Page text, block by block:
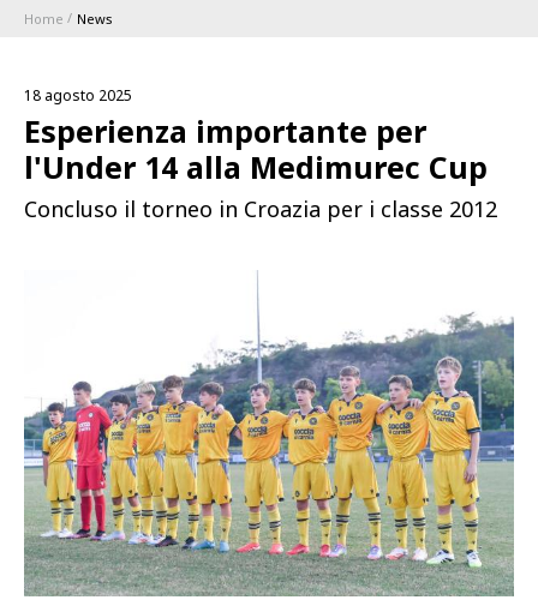
1896 MEMBERSHIP PROGRAM
STAGIONE
Calendari e Risultati
Classifiche
BLUENERGY STADIUM
MEETING CENTER
SPONSOR
SQUADRE
SHOP
Home News
18 agosto 2025
Esperienza importante per
l'Under 14 alla Medimurec Cup
Concluso il torneo in Croazia per i classe 2012